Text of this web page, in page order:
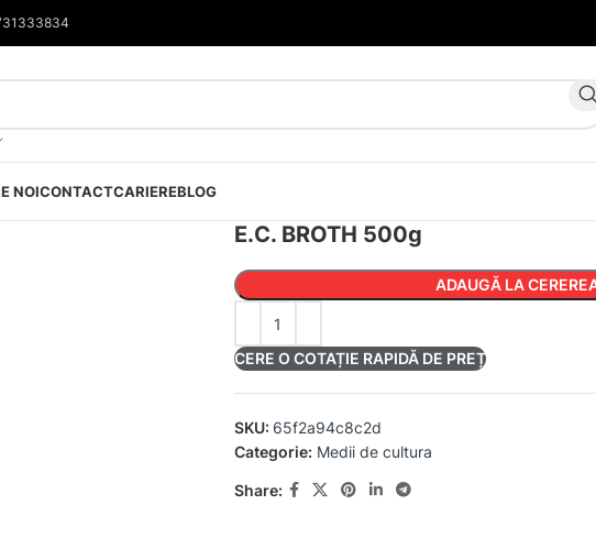
NOICONTACTCARIEREBLOG
E.C. BROTH 500g
ADAUGĂ LA
CERE O COTAȚIE RAPIDĂ DE PREȚ
SKU: 65f2a94c8c2d
Categorie: Medii de cultura
Share: